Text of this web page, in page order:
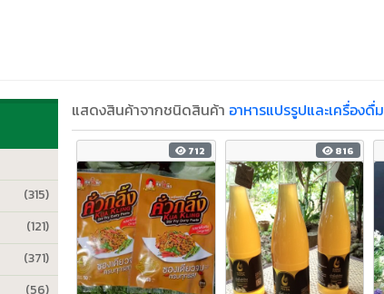
แสดงสินค้าจากชนิดสินค้า อาหารแปรรูปและเครื่องดื่ม
712 816
(315)
(121)
(371)
(56)